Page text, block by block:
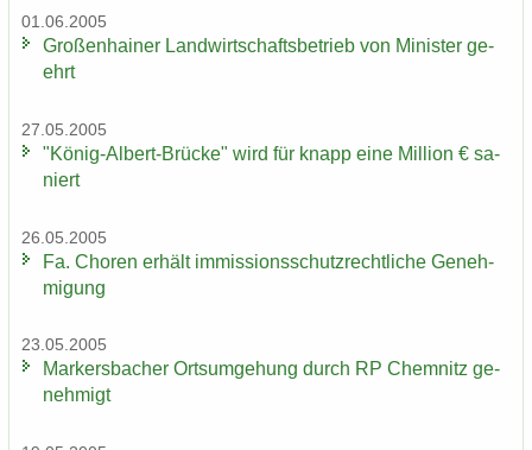
01.06.2005
Gro­ßen­hai­ner Land­wirt­schafts­be­trieb von Mi­nis­ter ge­
ehrt
27.05.2005
"König-​Albert-Brücke" wird für knapp eine Mil­li­on € sa­
niert
26.05.2005
Fa. Cho­ren er­hält im­mis­si­ons­schutz­recht­li­che Ge­neh­
mi­gung
23.05.2005
Mar­kers­ba­cher Orts­um­ge­hung durch RP Chem­nitz ge­
neh­migt